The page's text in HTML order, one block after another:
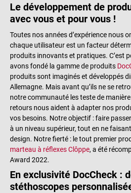
Le développement de
avec vous et pour vous !
Toutes nos années d’expérience nous
chaque utilisateur est un facteur
produits innovants et pratiques. C’est
avons fondé la gamme de produits
produits sont imaginés et développés
Allemagne. Mais avant qu’ils ne se
notre communauté les teste de
retours nous aident à adapter nos
vos besoins. Notre objectif : faire
à un niveau supérieur, tout en ne
design. Notre fierté : le tout premier
marteau à réflexes Clôppe, a été
Award 2022.
En exclusivité DocCheck :
stéthoscopes